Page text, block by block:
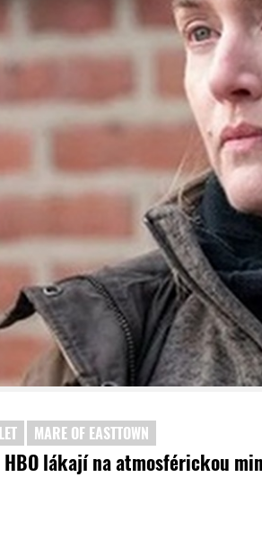
MARE OF EASTTOWN
HBO lákají na atmosférickou